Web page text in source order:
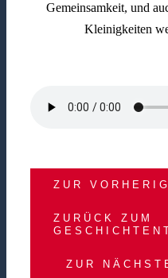
Gemeinsamkeit, und
Kleinigkeiten
ZUR
ZURÜCK ZUM
ZUR